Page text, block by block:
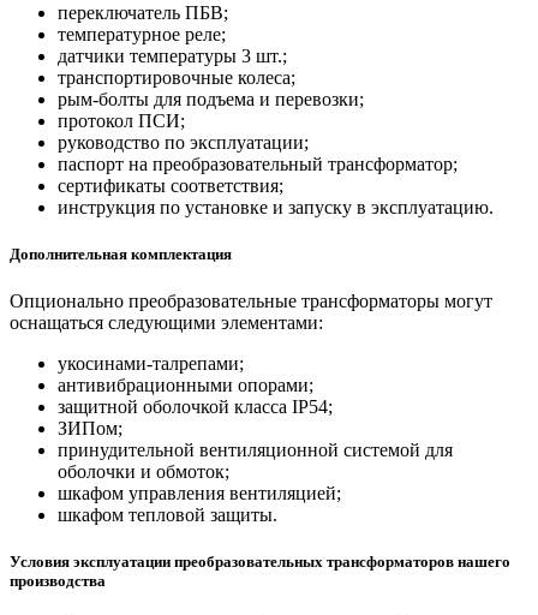
переключатель ПБВ;
температурное реле;
датчики температуры 3 шт.;
транспортировочные колеса;
рым-болты для подъема и перевозки;
протокол ПСИ;
руководство по эксплуатации;
паспорт на преобразовательный трансформатор;
сертификаты соответствия;
инструкция по установке и запуску в эксплуатацию.
Дополнительная комплектация
Опционально преобразовательные трансформаторы могут
оснащаться следующими элементами:
укосинами-талрепами;
антивибрационными опорами;
защитной оболочкой класса IP54;
ЗИПом;
принудительной вентиляционной системой для
оболочки и обмоток;
шкафом управления вентиляцией;
шкафом тепловой защиты.
Условия эксплуатации преобразовательных трансформаторов нашего
производства